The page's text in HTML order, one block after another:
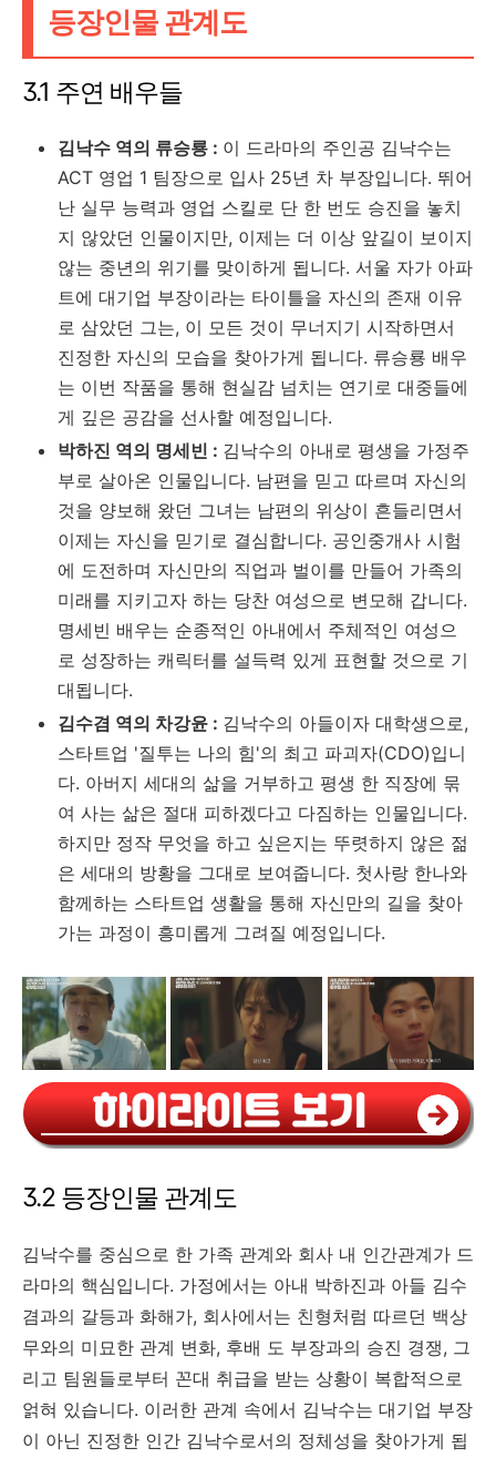
등장인물 관계도
3.1 주연 배우들
김낙수 역의 류승룡 : 이 드라마의 주인공 김낙수는
ACT 영업 1 팀장으로 입사 25년 차 부장입니다. 뛰어
난 실무 능력과 영업 스킬로 단 한 번도 승진을 놓치
지 않았던 인물이지만, 이제는 더 이상 앞길이 보이지
않는 중년의 위기를 맞이하게 됩니다. 서울 자가 아파
트에 대기업 부장이라는 타이틀을 자신의 존재 이유
로 삼았던 그는, 이 모든 것이 무너지기 시작하면서
진정한 자신의 모습을 찾아가게 됩니다. 류승룡 배우
는 이번 작품을 통해 현실감 넘치는 연기로 대중들에
게 깊은 공감을 선사할 예정입니다.
박하진 역의 명세빈 : 김낙수의 아내로 평생을 가정주
부로 살아온 인물입니다. 남편을 믿고 따르며 자신의
것을 양보해 왔던 그녀는 남편의 위상이 흔들리면서
이제는 자신을 믿기로 결심합니다. 공인중개사 시험
에 도전하며 자신만의 직업과 벌이를 만들어 가족의
미래를 지키고자 하는 당찬 여성으로 변모해 갑니다.
명세빈 배우는 순종적인 아내에서 주체적인 여성으
로 성장하는 캐릭터를 설득력 있게 표현할 것으로 기
대됩니다.
김수겸 역의 차강윤 : 김낙수의 아들이자 대학생으로,
스타트업 '질투는 나의 힘'의 최고 파괴자(CDO)입니
다. 아버지 세대의 삶을 거부하고 평생 한 직장에 묶
여 사는 삶은 절대 피하겠다고 다짐하는 인물입니다.
하지만 정작 무엇을 하고 싶은지는 뚜렷하지 않은 젊
은 세대의 방황을 그대로 보여줍니다. 첫사랑 한나와
함께하는 스타트업 생활을 통해 자신만의 길을 찾아
가는 과정이 흥미롭게 그려질 예정입니다.
3.2 등장인물 관계도
김낙수를 중심으로 한 가족 관계와 회사 내 인간관계가 드
라마의 핵심입니다. 가정에서는 아내 박하진과 아들 김수
겸과의 갈등과 화해가, 회사에서는 친형처럼 따르던 백상
무와의 미묘한 관계 변화, 후배 도 부장과의 승진 경쟁, 그
리고 팀원들로부터 꼰대 취급을 받는 상황이 복합적으로
얽혀 있습니다. 이러한 관계 속에서 김낙수는 대기업 부장
이 아닌 진정한 인간 김낙수로서의 정체성을 찾아가게 됩